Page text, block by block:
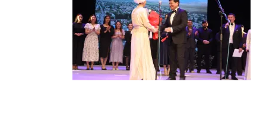
Латын арибиндеги
тарыхы жана редакторлору...
“КАРА КЕМПИР”:
Кыргызстандагы эң ири
Royal Central Park'ка 30 миң
Фестиваль Symphony of